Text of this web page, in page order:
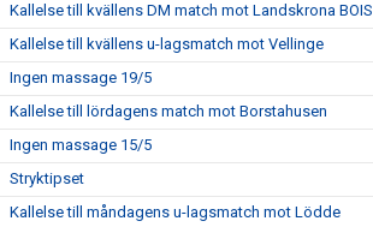
Kallelse till kvällens DM match mot Landskrona BOIS
Kallelse till kvällens u-lagsmatch mot Vellinge
Ingen massage 19/5
Kallelse till lördagens match mot Borstahusen
Ingen massage 15/5
Stryktipset
Kallelse till måndagens u-lagsmatch mot Lödde